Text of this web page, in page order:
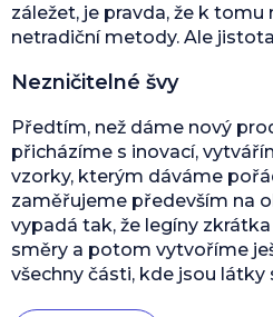
záležet, je pravda, že k
netradiční metody. Ale
Nezničitelné švy
Předtím, než dáme nový
přicházíme s inovací,
vzorky, kterým dáváme
zaměřujeme především na
vypadá tak, že legíny
směry a potom vytvoříme
všechny části, kde jsou látky